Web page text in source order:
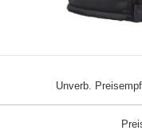
Unverb. Preisempf.